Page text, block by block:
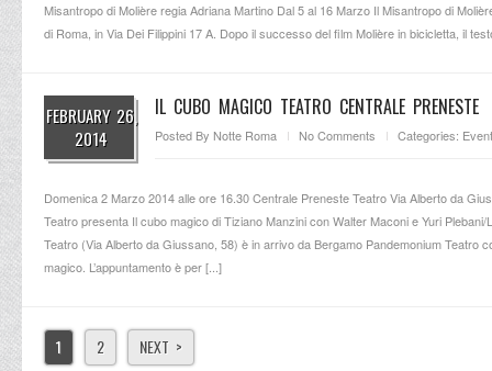
Misantropo di Molière regia Adriana Martino Dal 5 al 16 Marzo Il Misantropo di
di Roma, in Via Dei Filippini 17 A. Dopo il successo del film Molière in bicicletta, il
FEBRUARY 26,
2014
IL CUBO MAGICO TEATRO CENTRALE PRENESTE
Posted By Notte Roma No Comments Categories:
Domenica 2 Marzo 2014 alle ore 16.30 Centrale Preneste Teatro Via Alberto da
Teatro presenta Il cubo magico di Tiziano Manzini con Walter Maconi e Yuri
Teatro (Via Alberto da Giussano, 58) è in arrivo da Bergamo Pandemonium Teatro
magico. L’appuntamento è per [...]
1 2 NEXT >